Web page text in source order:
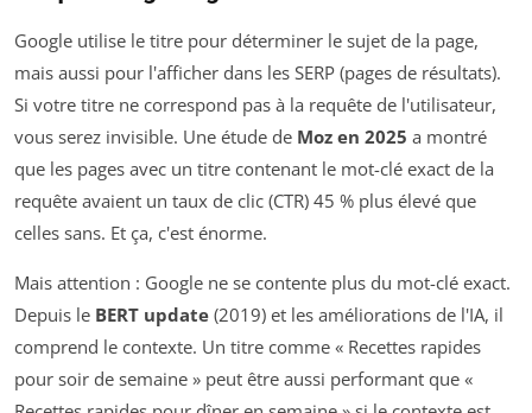
Google utilise le titre pour déterminer le sujet de la page,
mais aussi pour l'afficher dans les SERP (pages de résultats).
Si votre titre ne correspond pas à la requête de l'utilisateur,
vous serez invisible. Une étude de Moz en 2025 a montré
que les pages avec un titre contenant le mot-clé exact de la
requête avaient un taux de clic (CTR) 45 % plus élevé que
celles sans. Et ça, c'est énorme.
Mais attention : Google ne se contente plus du mot-clé exact.
Depuis le BERT update (2019) et les améliorations de l'IA, il
comprend le contexte. Un titre comme « Recettes rapides
pour soir de semaine » peut être aussi performant que «